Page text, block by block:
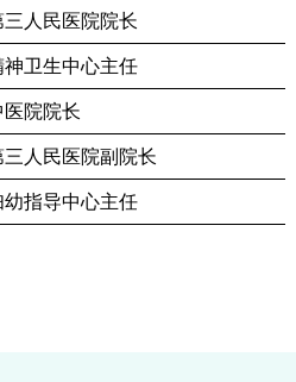
三人民医院院长
神卫生中心主任
医院院长
人民医院副院长
幼指导中心主任